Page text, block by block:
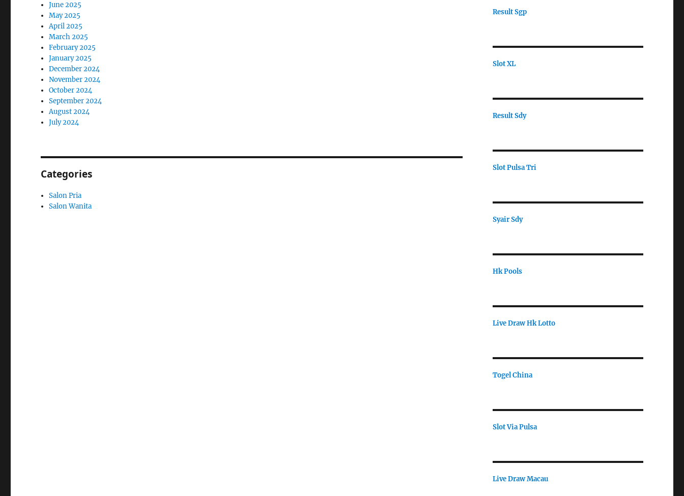
June 2025
May 2025
April 2025
March 2025
February 2025
January 2025
December 2024
November 2024
October 2024
September 2024
August 2024
July 2024
Categories
Salon Pria
Salon Wanita
Result Sgp
Slot XL
Result Sdy
Slot Pulsa Tri
Syair Sdy
Hk Pools
Live Draw Hk Lotto
Togel China
Slot Via Pulsa
Live Draw Macau